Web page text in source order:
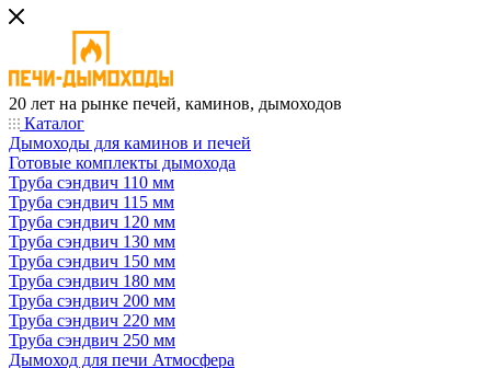
20 лет на рынке печей, каминов, дымоходов
Каталог
Дымоходы для каминов и печей
Готовые комплекты дымохода
Труба сэндвич 110 мм
Труба сэндвич 115 мм
Труба сэндвич 120 мм
Труба сэндвич 130 мм
Труба сэндвич 150 мм
Труба сэндвич 180 мм
Труба сэндвич 200 мм
Труба сэндвич 220 мм
Труба сэндвич 250 мм
Дымоход для печи Атмосфера